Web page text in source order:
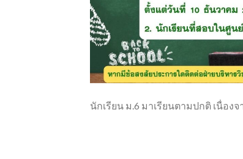
นักเรียน ม.6 มาเรียนตามปกติ เนื่อง